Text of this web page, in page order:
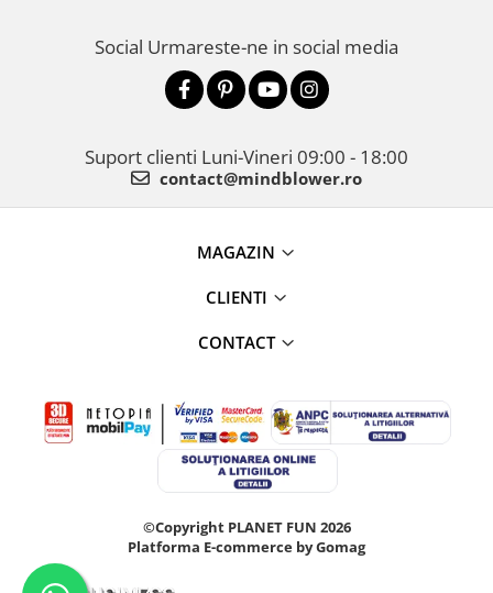
Social Urmareste-ne in social media
Suport clienti Luni-Vineri 09:00 - 18:00
contact@mindblower.ro
MAGAZIN
CLIENTI
CONTACT
©Copyright PLANET FUN 2026
Platforma E-commerce by Gomag